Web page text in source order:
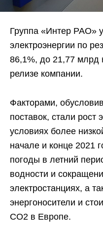
Группа «Интер РАО»
электроэнергии по
86,1%, до 21,77 млрд
релизе компании.
Факторами,
поставок, стали рост
условиях более
начале и конце 2021
погоды в летний
водности и
электростанциях, а
энергоносители и
СО2 в Европе.